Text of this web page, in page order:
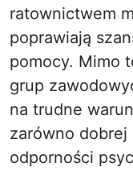
ratownictwem
poprawiają
pomocy. Mimo
grup
na trudne
zarówno
odporności